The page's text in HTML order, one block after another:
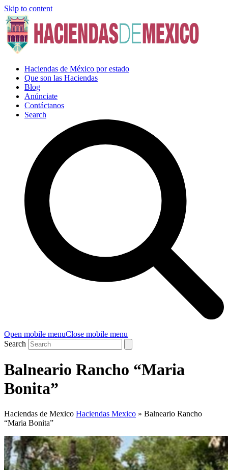
Skip to content
Haciendas de México por estado
Que son las Haciendas
Blog
Anúnciate
Contáctanos
Search
Open mobile menuClose mobile menu
Search
Balneario Rancho “Maria
Bonita”
Haciendas de Mexico Haciendas Mexico » Balneario Rancho
“Maria Bonita”